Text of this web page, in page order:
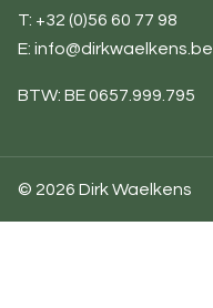
T: +32 (0)56 60 77 98
E: info@dirkwaelkens.be
BTW: BE 0657.999.795
© 2026 Dirk Waelkens